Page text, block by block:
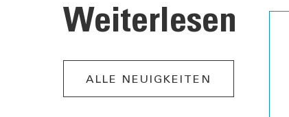
Weiterlesen
ALLE NEUIGKEITEN